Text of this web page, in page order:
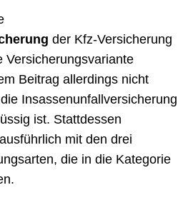
der Kfz-Versicherung
Versicherungsvariante
Beitrag allerdings nicht
Insassenunfallversicherung
ist. Stattdessen
mit den drei
die in die Kategorie